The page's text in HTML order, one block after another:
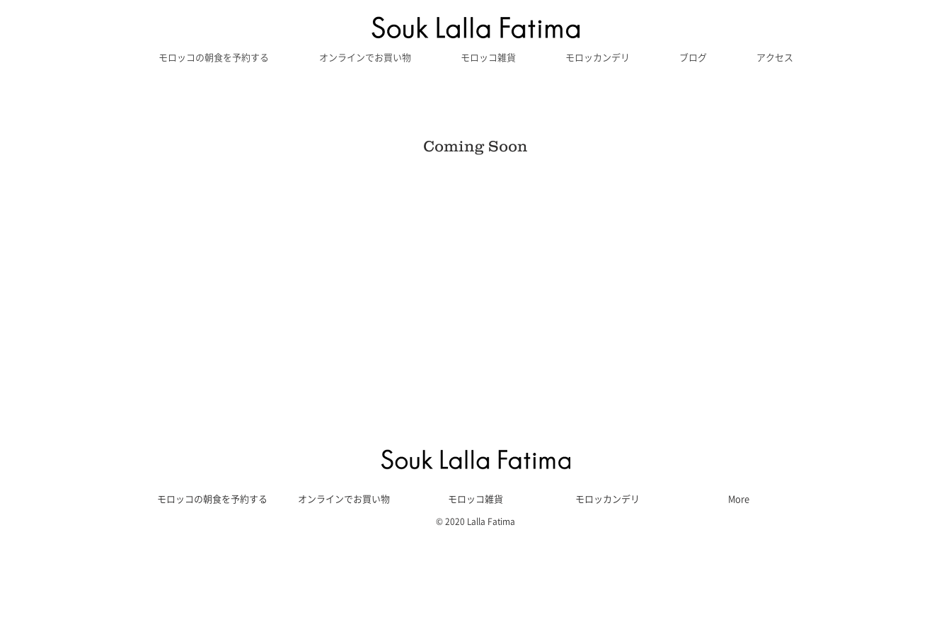
モロッコの朝食を予約する オンラインでお買い物 モロッコ雑貨 モロッカンデリ ブログ アクセス
Coming Soon
モロッコの朝食を予約する オンラインでお買い物 モロッコ雑貨 モロッカンデリ More
© 2020 Lalla Fatima